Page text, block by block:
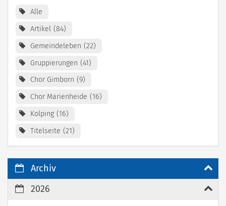
Alle
Artikel
84
Gemeindeleben
22
Gruppierungen
41
Chor Gimborn
9
Chor Marienheide
16
Kolping
16
Titelseite
21
Archiv
2026